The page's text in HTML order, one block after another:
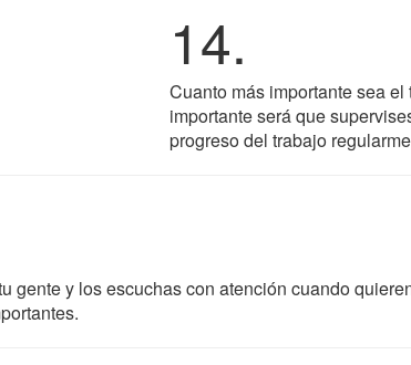
14.
Cuanto más importante sea
importante será que
progreso del trabajo
gente y los escuchas con atención cuando